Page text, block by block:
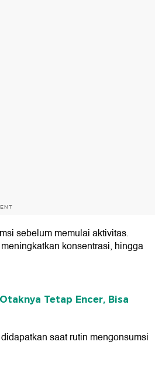
sebelum memulai aktivitas.
konsentrasi, hingga
Tetap Encer, Bisa
saat rutin mengonsumsi